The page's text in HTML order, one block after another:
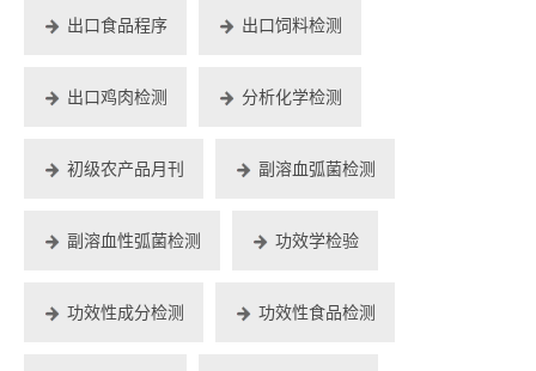
出口食品程序 出口饲料检测
出口鸡肉检测 分析化学检测
初级农产品月刊 副溶血弧菌检测
副溶血性弧菌检测 功效学检验
功效性成分检测 功效性食品检测